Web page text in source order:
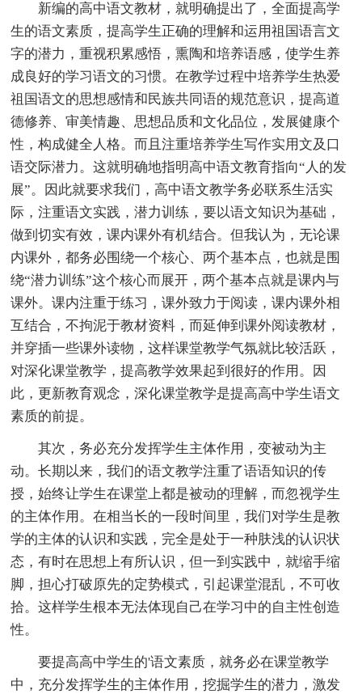
新编的高中语文教材，就明确提出了，全面提高学
生的语文素质，提高学生正确的理解和运用祖国语言文
字的潜力，重视积累感悟，熏陶和培养语感，使学生养
成良好的学习语文的习惯。在教学过程中培养学生热爱
祖国语文的思想感情和民族共同语的规范意识，提高道
德修养、审美情趣、思想品质和文化品位，发展健康个
性，构成健全人格。而且注重培养学生写作实用文及口
语交际潜力。这就明确地指明高中语文教育指向“人的发
展”。因此就要求我们，高中语文教学务必联系生活实
际，注重语文实践，潜力训练，要以语文知识为基础，
做到切实有效，课内课外有机结合。但我认为，无论课
内课外，都务必围绕一个核心、两个基本点，也就是围
绕“潜力训练”这个核心而展开，两个基本点就是课内与
课外。课内注重于练习，课外致力于阅读，课内课外相
互结合，不拘泥于教材资料，而延伸到课外阅读教材，
并穿插一些课外读物，这样课堂教学气氛就比较活跃，
对深化课堂教学，提高教学效果起到很好的作用。因
此，更新教育观念，深化课堂教学是提高高中学生语文
素质的前提。
其次，务必充分发挥学生主体作用，变被动为主
动。长期以来，我们的语文教学注重了语语知识的传
授，始终让学生在课堂上都是被动的理解，而忽视学生
的主体作用。在相当长的一段时间里，我们对学生是教
学的主体的认识和实践，完全是处于一种肤浅的认识状
态，有时在思想上有所认识，但一到实践中，就缩手缩
脚，担心打破原先的定势模式，引起课堂混乱，不可收
拾。这样学生根本无法体现自己在学习中的自主性创造
性。
要提高高中学生的'语文素质，就务必在课堂教学
中，充分发挥学生的主体作用，挖掘学生的潜力，激发